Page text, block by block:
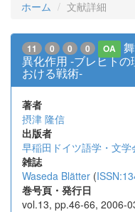
ホーム 文献詳細
11 0 0 0 OA
異化作用 -ブレヒト
おける戦術-
著者
摂津 隆信
出版者
早稲田ドイツ語学・文学
雑誌
Waseda Blätter (
巻号頁・発行日
vol.13, pp.46-66, 2006-